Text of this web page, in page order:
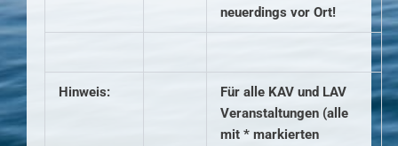
neuerdings vor Ort!
Hinweis:
Für alle KAV und LAV
Veranstaltungen (alle
mit * markierten